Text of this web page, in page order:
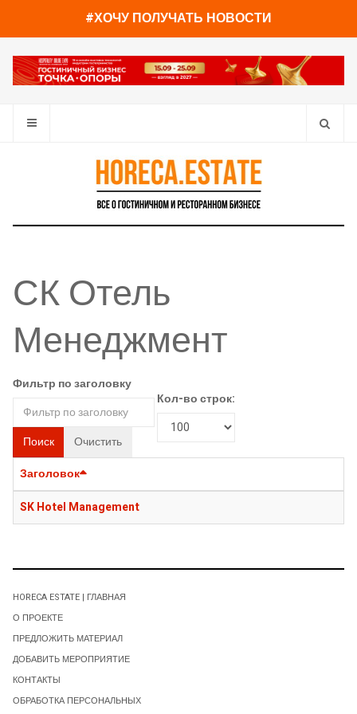
#ХОЧУ ПОЛУЧАТЬ НОВОСТИ
СК Отель
Менеджмент
Фильтр по заголовку
Поиск Очистить
Кол-во строк:
Заголовок
SK Hotel Management
HORECA ESTATE | ГЛАВНАЯ
О ПРОЕКТЕ
ПРЕДЛОЖИТЬ МАТЕРИАЛ
ДОБАВИТЬ МЕРОПРИЯТИЕ
КОНТАКТЫ
ОБРАБОТКА ПЕРСОНАЛЬНЫХ